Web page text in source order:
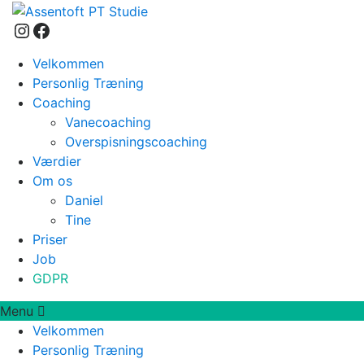
Instagram
Facebook
Velkommen
Personlig Træning
Coaching
Vanecoaching
Overspisningscoaching
Værdier
Om os
Daniel
Tine
Priser
Job
GDPR
Menu
Velkommen
Personlig Træning